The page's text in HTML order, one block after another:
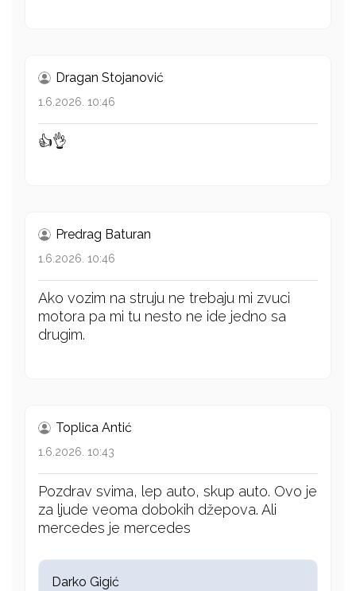
Dragan Stojanović
1.6.2026. 10:46
👍👌
Predrag Baturan
1.6.2026. 10:46
Ako vozim na struju ne trebaju mi zvuci
motora pa mi tu nesto ne ide jedno sa
drugim.
Toplica Antić
1.6.2026. 10:43
Pozdrav svima, lep auto, skup auto. Ovo je
za ljude veoma dobokih džepova. Ali
mercedes je mercedes
Darko Gigić